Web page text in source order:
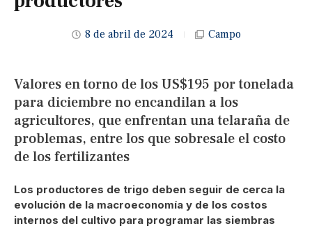
8 de abril de 2024 Campo
Valores en torno de los US$195 por tonelada
para diciembre no encandilan a los
agricultores, que enfrentan una telaraña de
problemas, entre los que sobresale el costo
de los fertilizantes
Los productores de trigo deben seguir de cerca la
evolución de la macroeconomía y de los costos
internos del cultivo para programar las siembras